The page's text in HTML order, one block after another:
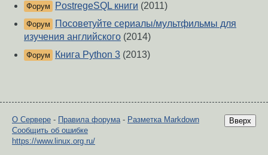
Форум PostregeSQL книги (2011)
Форум
Посоветуйте сериалы/мультфильмы для
изучения английского (2014)
Форум Книга Python 3 (2013)
Вверх
О Сервере - Правила форума- Разметка Markdown
Сообщить об ошибке
https://www.linux.org.ru/